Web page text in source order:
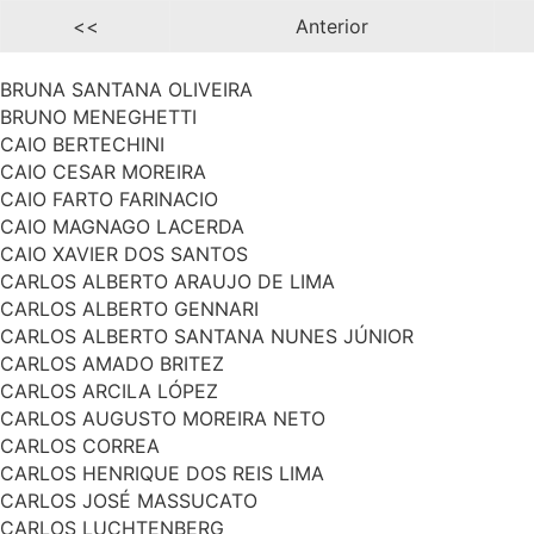
<< Anterior
BRUNA SANTANA OLIVEIRA
BRUNO MENEGHETTI
CAIO BERTECHINI
CAIO CESAR MOREIRA
CAIO FARTO FARINACIO
CAIO MAGNAGO LACERDA
CAIO XAVIER DOS SANTOS
CARLOS ALBERTO ARAUJO DE LIMA
CARLOS ALBERTO GENNARI
CARLOS ALBERTO SANTANA NUNES JÚNIOR
CARLOS AMADO BRITEZ
CARLOS ARCILA LÓPEZ
CARLOS AUGUSTO MOREIRA NETO
CARLOS CORREA
CARLOS HENRIQUE DOS REIS LIMA
CARLOS JOSÉ MASSUCATO
CARLOS LUCHTENBERG